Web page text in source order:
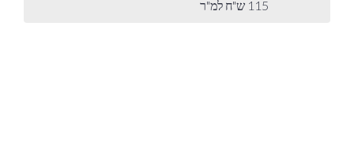
115 ש"ח למ"ר